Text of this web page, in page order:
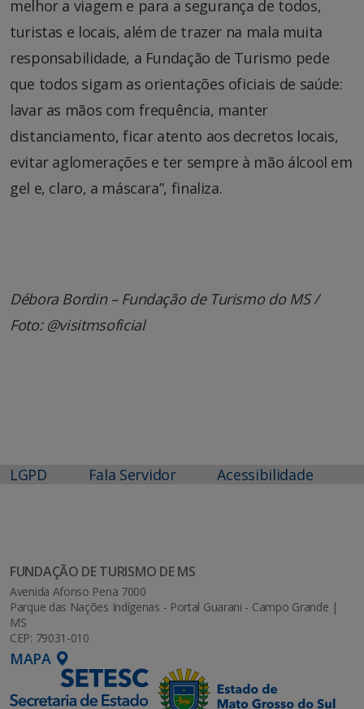
melhor a viagem e para a segurança de todos,
turistas e locais, além de trazer na mala muita
responsabilidade, a Fundação de Turismo pede
que todos sigam as orientações oficiais de saúde:
lavar as mãos com frequência, manter
distanciamento, ficar atento aos decretos locais,
evitar aglomerações e ter sempre à mão álcool em
gel e, claro, a máscara”, finaliza.
Débora Bordin – Fundação de Turismo do MS /
Foto: @visitmsoficial
LGPD Fala Servidor Acessibilidade
FUNDAÇÃO DE TURISMO DE MS
Avenida Afonso Pena 7000
Parque das Nações Indígenas - Portal Guarani - Campo Grande |
MS
CEP: 79031-010
MAPA